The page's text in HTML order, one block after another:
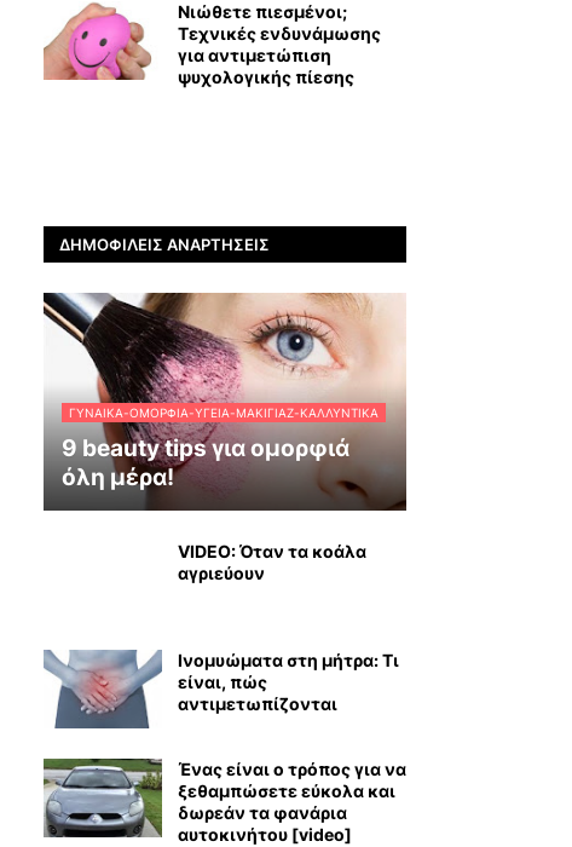
Νιώθετε πιεσμένοι;
Τεχνικές ενδυνάμωσης
για αντιμετώπιση
ψυχολογικής πίεσης
ΔΗΜΟΦΙΛΕΊΣ ΑΝΑΡΤΉΣΕΙΣ
ΓΥΝΑΊΚΑ-ΟΜΟΡΦΙΆ-ΥΓΕΊΑ-ΜΑΚΙΓΙΆΖ-ΚΑΛΛΥΝΤΙΚΆ
9 beauty tips για ομορφιά
όλη μέρα!
VIDEO: Όταν τα κοάλα
αγριεύουν
Ινομυώματα στη μήτρα: Τι
είναι, πώς
αντιμετωπίζονται
Ένας είναι ο τρόπος για να
ξεθαμπώσετε εύκολα και
δωρεάν τα φανάρια
αυτοκινήτου [video]